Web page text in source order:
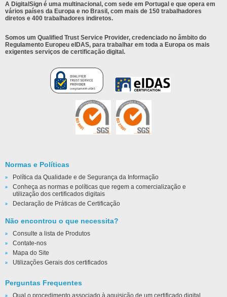
A DigitalSign é uma multinacional, com sede em Portugal e que opera em
vários países da Europa e no Brasil, com mais de 150 trabalhadores
diretos e 400 trabalhadores indiretos.
Somos um Qualified Trust Service Provider, credenciado no âmbito do
Regulamento Europeu eIDAS, para trabalhar em toda a Europa os mais
exigentes serviços de certificação digital.
Normas e Políticas
Política da Qualidade e de Segurança da Informação
Conheça as normas e políticas que regem a comercialização e
utilização dos certificados digitais
Declaração de Práticas de Certificação
Não encontrou o que necessita?
Consulte a lista de Produtos
Contate-nos
Mapa do Site
Utilizações Gerais dos certificados
Perguntas Frequentes
Qual o procedimento associado à aquisição de um certificado digital